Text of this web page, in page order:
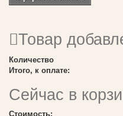
Товар
Количество
Итого, к оплате:
Сейчас в
Стоимость: